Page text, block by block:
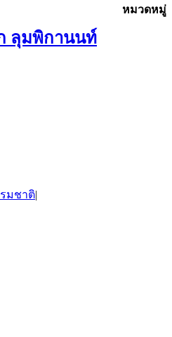
ลุมพิกานนท์
มชาติ|
หมวดหมู่